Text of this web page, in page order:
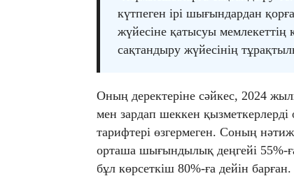
күтпеген ірі шығындардан
жүйесіне қатысуы мемлекеттің
сақтандыру жүйесінің
Оның деректеріне сәйкес, 2024
мен зардап шеккен қызметкерлерді
тарифтері өзгермеген. Соның
орташа шығындылық деңгейі 55%-
бұл көрсеткіш 80%-ға дейін барған.